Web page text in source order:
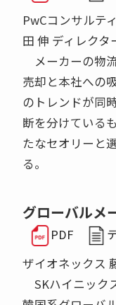
PwCコンサルテ
田 伸 ディレク
メーカーの物
売却と本社への
のトレンドが同
断を分けている
たなセオリーと
る。
グローバルメ
PDF
ザイオネックス
SKハイニック